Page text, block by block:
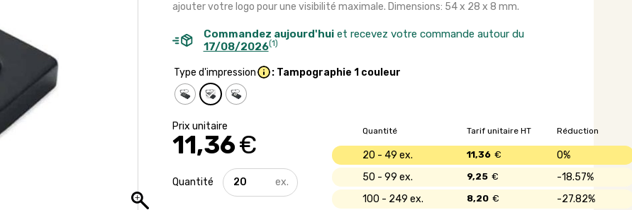
ajouter votre logo pour une visibilité maximale. Dimensions: 54 x 28 x 8 mm.
Commandez aujourd'huiet recevez votre commande autour du
17/08/2026(1)
Type d'impression : Tampographie 1 couleur
11,36€
quantité
de
Quantité Réduction
Tarif unitaire HT
20 - 49 0%
11,36 €
50 - 99 18.57%
9,25 €
100 - 249 27.82%
8,20 €